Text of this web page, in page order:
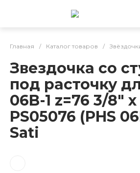
Главная / Каталог товаров /
Звездочка со
под расточку
06B-1 z=76 3/8"
PS05076 (PHS
Sati